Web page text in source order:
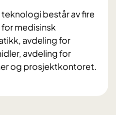
består av fire
medisinsk
avdeling for
avdeling for
og prosjektkontoret.